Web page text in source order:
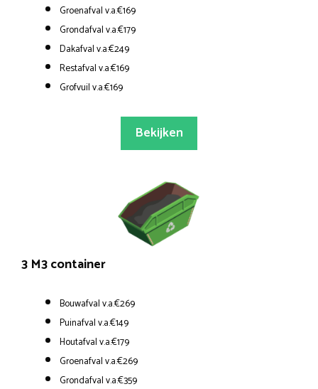
Groenafval v.a.€169
Grondafval v.a.€179
Dakafval v.a.€249
Restafval v.a.€169
Grofvuil v.a.€169
Bekijken
3 M3 container
Bouwafval v.a.€269
Puinafval v.a.€149
Houtafval v.a.€179
Groenafval v.a.€269
Grondafval v.a.€359